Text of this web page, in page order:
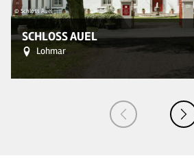
© Schloss Auel
SCHLOSS AUEL
Lohmar